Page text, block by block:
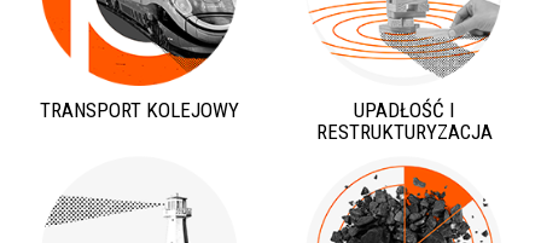
TRANSPORT KOLEJOWY UPADŁOŚĆ I
RESTRUKTURYZACJA